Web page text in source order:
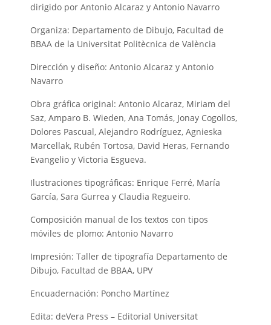
dirigido por Antonio Alcaraz y Antonio Navarro
Organiza: Departamento de Dibujo, Facultad de
BBAA de la Universitat Politècnica de València
Dirección y diseño: Antonio Alcaraz y Antonio
Navarro
Obra gráfica original: Antonio Alcaraz, Miriam del
Saz, Amparo B. Wieden, Ana Tomás, Jonay Cogollos,
Dolores Pascual, Alejandro Rodríguez, Agnieska
Marcellak, Rubén Tortosa, David Heras, Fernando
Evangelio y Victoria Esgueva.
Ilustraciones tipográficas: Enrique Ferré, María
García, Sara Gurrea y Claudia Regueiro.
Composición manual de los textos con tipos
móviles de plomo: Antonio Navarro
Impresión: Taller de tipografía Departamento de
Dibujo, Facultad de BBAA, UPV
Encuadernación: Poncho Martínez
Edita: deVera Press – Editorial Universitat